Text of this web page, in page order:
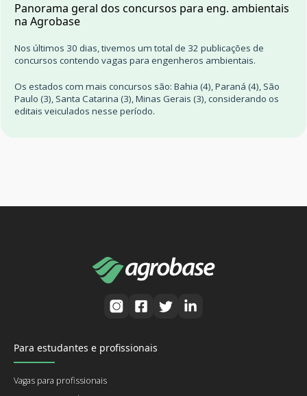
Panorama geral dos concursos para eng. ambientais
na Agrobase
Nos últimos 30 dias, tivemos um total de 32 publicações de
concursos contendo vagas para engenheros ambientais.
Os estados com mais concursos são: Bahia (4), Paraná (4), São
Paulo (3), Santa Catarina (3), Minas Gerais (3), considerando os
editais veiculados nesse período.
Para estudantes e profissionais
Vagas para profissionais